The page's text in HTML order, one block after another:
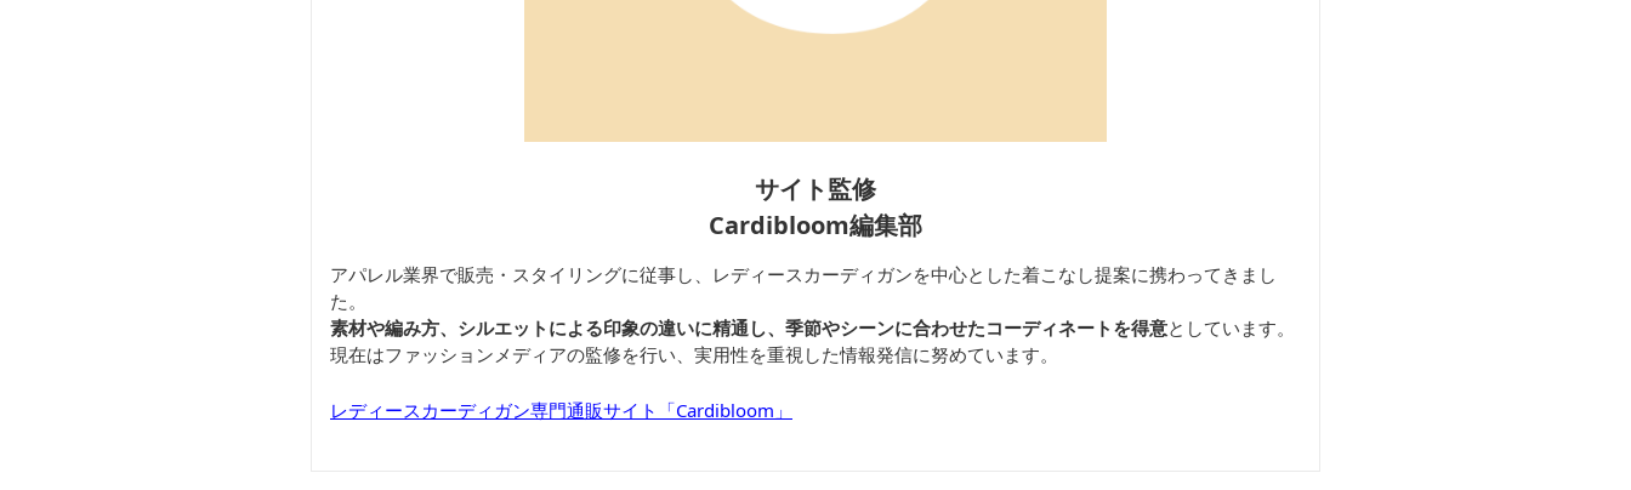
サイト監修
Cardibloom編集部
アパレル業界で販売・スタイリングに従事し、レディースカーディガンを中心とした着こなし提案に携わってきまし
た。
素材や編み方、シルエットによる印象の違いに精通し、季節やシーンに合わせたコーディネートを得意としています。
現在はファッションメディアの監修を行い、実用性を重視した情報発信に努めています。
レディースカーディガン専門通販サイト「Cardibloom」